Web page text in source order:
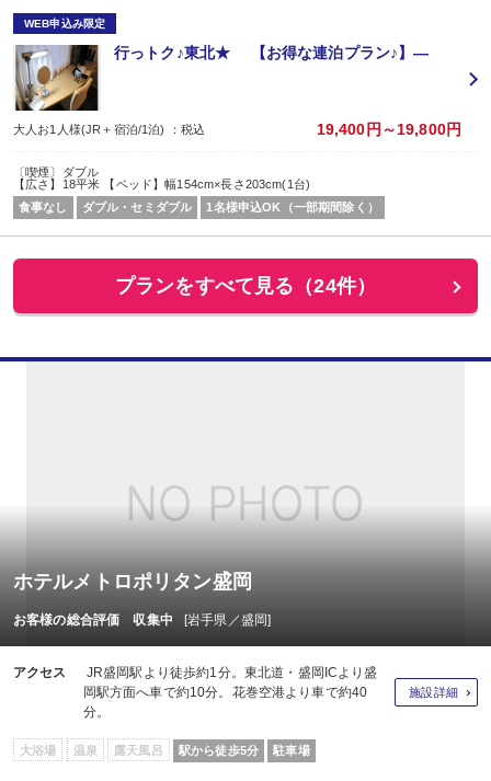
WEB申込み限定
行っトク♪東北★ 【お得な連泊プラン♪】―
大人お1人様(JR＋宿泊/1泊) ：税込 19,400円～19,800円
〔喫煙〕ダブル
【広さ】18平米 【ベッド】幅154cm×長さ203cm(1台)
食事なし
ダブル・セミダブル 1名様申込OK（一部期間除く）
プランをすべて見る（24件）
ホテルメトロポリタン盛岡
お客様の総合評価 収集中 [岩手県／盛岡]
アクセス
JR盛岡駅より徒歩約1分。東北道・盛岡ICより盛
岡駅方面へ車で約10分。花巻空港より車で約40
分。
施設詳細
大浴場 温泉 露天風呂 駅から徒歩5分 駐車場